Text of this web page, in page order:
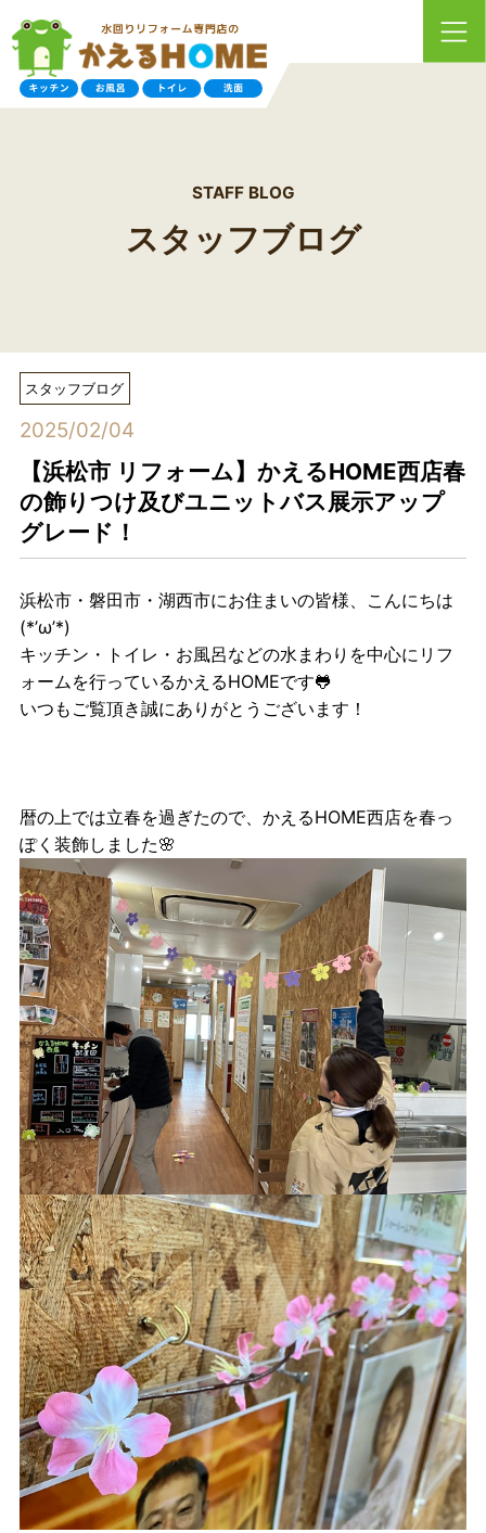
STAFF BLOG
スタッフブログ
スタッフブログ
2025/02/04
【浜松市 リフォーム】かえるHOME西店春
の飾りつけ及びユニットバス展示アップ
グレード！
浜松市・磐田市・湖西市にお住まいの皆様、こんにちは
(*’ω’*)
キッチン・トイレ・お風呂などの水まわりを中心にリフ
ォームを行っているかえるHOMEです🐸
いつもご覧頂き誠にありがとうございます！
暦の上では立春を過ぎたので、かえるHOME西店を春っ
ぽく装飾しました🌸